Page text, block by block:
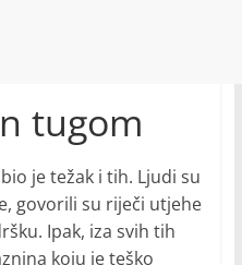
tugom
je težak i tih. Ljudi su
govorili su riječi utjehe
Ipak, iza svih tih
koju je teško